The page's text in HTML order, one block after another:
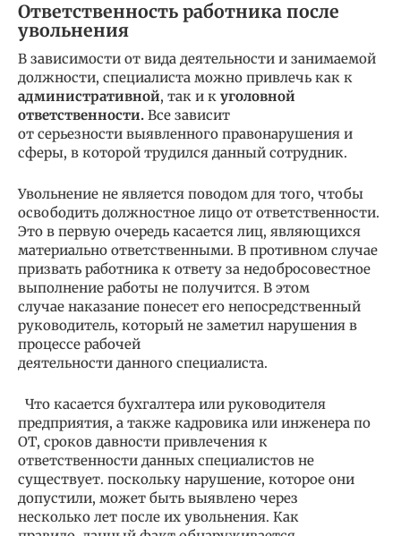
Ответственность работника после
увольнения
В зависимости от вида деятельности и занимаемой
должности, специалиста можно привлечь как к
административной, так и к уголовной
ответственности. Все зависит
от серьезности выявленного правонарушения и
сферы, в которой трудился данный сотрудник.
Увольнение не является поводом для того, чтобы
освободить должностное лицо от ответственности.
Это в первую очередь касается лиц, являющихся
материально ответственными. В противном случае
призвать работника к ответу за недобросовестное
выполнение работы не получится. В этом
случае наказание понесет его непосредственный
руководитель, который не заметил нарушения в
процессе рабочей
деятельности данного специалиста.
Что касается бухгалтера или руководителя
предприятия, а также кадровика или инженера по
ОТ, сроков давности привлечения к
ответственности данных специалистов не
существует. поскольку нарушение, которое они
допустили, может быть выявлено через
несколько лет после их увольнения. Как